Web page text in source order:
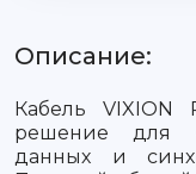
Описание:
Кабель
решение для
данных и